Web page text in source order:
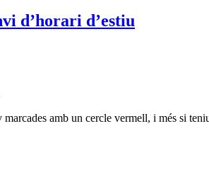
d’horari d’estiu
marcades amb un cercle vermell, i més si